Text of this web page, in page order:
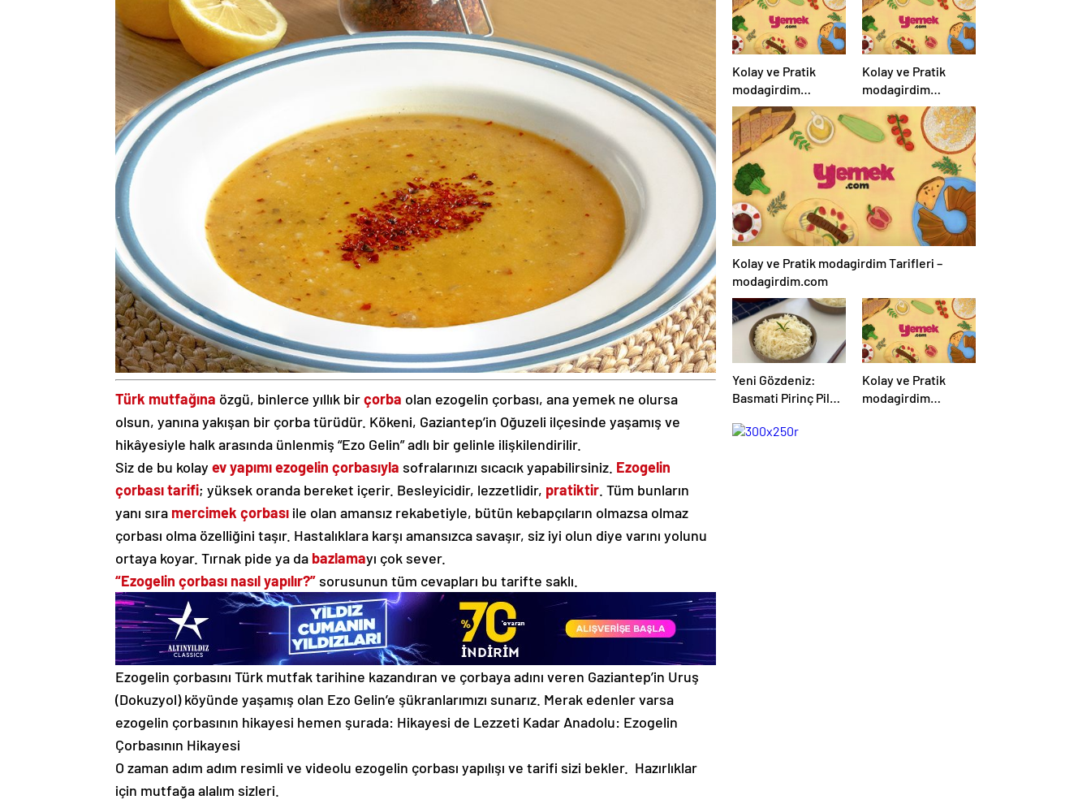
Türk mutfağına özgü, binlerce yıllık birçorba olan ezogelin çorbası, ana yemek ne olursa
olsun, yanına yakışan bir çorba türüdür. Kökeni, Gaziantep’in Oğuzeli ilçesinde yaşamış ve
hikâyesiyle halk arasında ünlenmiş “Ezo Gelin” adlı bir gelinle ilişkilendirilir.
Siz de bu kolay ev yapımı ezogelin çorbasıyla sofralarınızı sıcacık yapabilirsiniz. Ezogelin
çorbası tarifi; yüksek oranda bereket içerir. Besleyicidir, lezzetlidir, pratiktir. Tüm bunların
yanı sıra mercimek çorbası ile olan amansız rekabetiyle, bütün kebapçıların olmazsa olmaz
çorbası olma özelliğini taşır. Hastalıklara karşı amansızca savaşır, siz iyi olun diye varını yolunu
ortaya koyar. Tırnak pide ya da bazlamayı çok sever.
“Ezogelin çorbası nasıl yapılır?” sorusunun tüm cevapları bu tarifte saklı.
Ezogelin çorbasını Türk mutfak tarihine kazandıran ve çorbaya adını veren Gaziantep’in Uruş
(Dokuzyol) köyünde yaşamış olan Ezo Gelin’e şükranlarımızı sunarız. Merak edenler varsa
ezogelin çorbasının hikayesi hemen şurada: Hikayesi de Lezzeti Kadar Anadolu: Ezogelin
Çorbasının Hikayesi
O zaman adım adım resimli ve videolu ezogelin çorbası yapılışı ve tarifi sizi bekler. Hazırlıklar
için mutfağa alalım sizleri.
Kolay ve Pratik
modagirdim
Tarifleri –
modagirdim.com
Kolay ve Pratik
modagirdim
Tarifleri –
modagirdim.com
Kolay ve Pratik modagirdim Tarifleri –
modagirdim.com
Yeni Gözdeniz:
Basmati Pirinç Pilavı
Kolay ve Pratik
modagirdim